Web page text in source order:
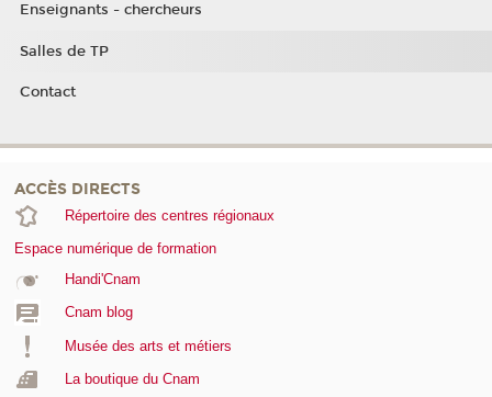
Enseignants - chercheurs
Salles de TP
Contact
ACCÈS DIRECTS
Répertoire des centres régionaux
Espace numérique de formation
Handi'Cnam
Cnam blog
Musée des arts et métiers
La boutique du Cnam